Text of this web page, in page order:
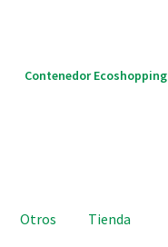
Contenedor Ecoshopping
Otros Tienda